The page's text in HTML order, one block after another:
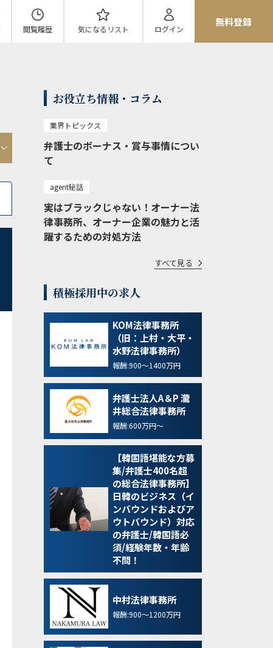
閲覧履歴 気になる リスト ログイン
無料登録
お役立ち情報・コラム
業界トピックス
弁護士のボーナス・賞与事情につい
て
agent秘話
実はブラックじゃない！オーナー法
律事務所、オーナー企業の魅力と活
躍するための対処方法
すべて見る
積極採用中の求人
KOM法律事務所
（旧：上村・大平・
水野法律事務所）
報酬:900～1400万円
弁護士法人A＆P 瀧
井総合法律事務所
報酬:600万円～
【韓国語堪能な方募
集/弁護士400名超
の総合法律事務所】
日韓のビジネス（イ
ンバウンドおよびア
ウトバウンド）対応
の弁護士/韓国語必
須/経験年数・年齢
不問！
中村法律事務所
報酬:900～1200万円